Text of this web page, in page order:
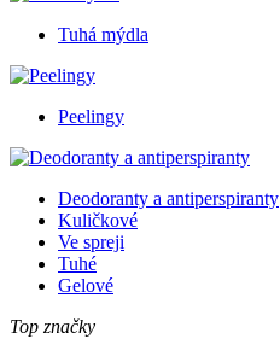
Tuhá mýdla
Peelingy
Deodoranty a antiperspiranty
Kuličkové
Ve spreji
Tuhé
Gelové
Top značky